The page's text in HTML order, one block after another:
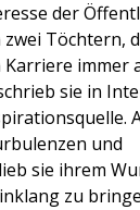
der
Töchtern,
immer
sie in
und
sie ihrem
zu